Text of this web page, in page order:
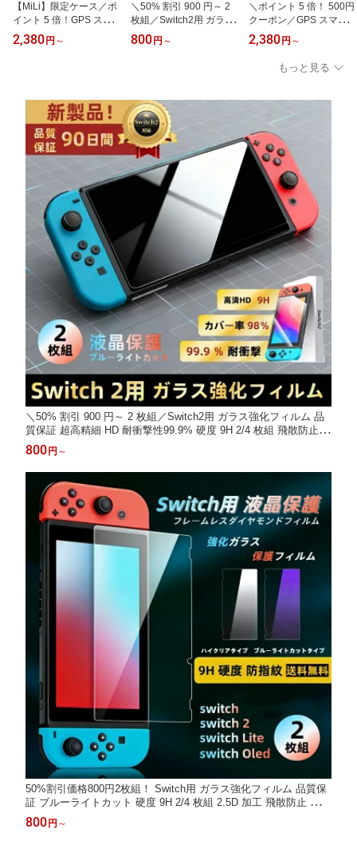
【MiLi】限定ケース／ポ
イント 5 倍！GPS スマ
ートトラッカー iPhone/
Android「デバイスを探
ラゲッジタグ 紛失防止
迷子防止 老人用・ペット
用・子供用 キーファイン
ダー スマートタグ 防水
防犯
2,380 円 ～
＼50% 割引 900 円～ 2
枚組／Switch2用 ガラス
強化フィルム 品質保証
超高精細 HD 耐衝撃性9
イトカット 強化ガラスフ
ィルム 保護フィルム 液
晶保護 画面保護 モデル
テレビゲーム ガラスフィ
ルム 透明
800 円 ～
＼ポイント 5 倍！ 500円
クーポン／GPS スマート
トラッカー 小型 隠し取
り付け iPhone/Android
「デバイスを探す」対応
正規品 MiTag 子供用 月
持ち運び便利 追跡 キー
ホルダー 紛失防止 迷子
防止 老人用 ペット用 キ
ーファインダー 防水 防
犯
2,380 円 ～
もっと見る
＼50% 割引 900 円～ 2 枚組／Switch2用 ガラス強化フィルム 品
質保証 超高精細 HD 耐衝撃性99.9% 硬度 9H 2/4 枚組 飛散防止 A
R 増透 光透過率95% 指紋防止 ブルーライトカット 強化ガラスフ
ィルム 保護フィルム 液晶保護 画面保護 モデル テレビゲーム ガ
ラスフィルム 透明
800 円 ～
50%割引価格800円2枚組！ Switch用 ガラス強化フィルム 品質保
証 ブルーライトカット 硬度 9H 2/4 枚組 2.5D 加工 飛散防止 指紋
防止 充電ドッグ非干渉 強化ガラスフィルム 保護フィルム 液晶保
護 画面保護 OLED モデル テレビゲーム ガラスフィルム 保護 透
800 円 ～